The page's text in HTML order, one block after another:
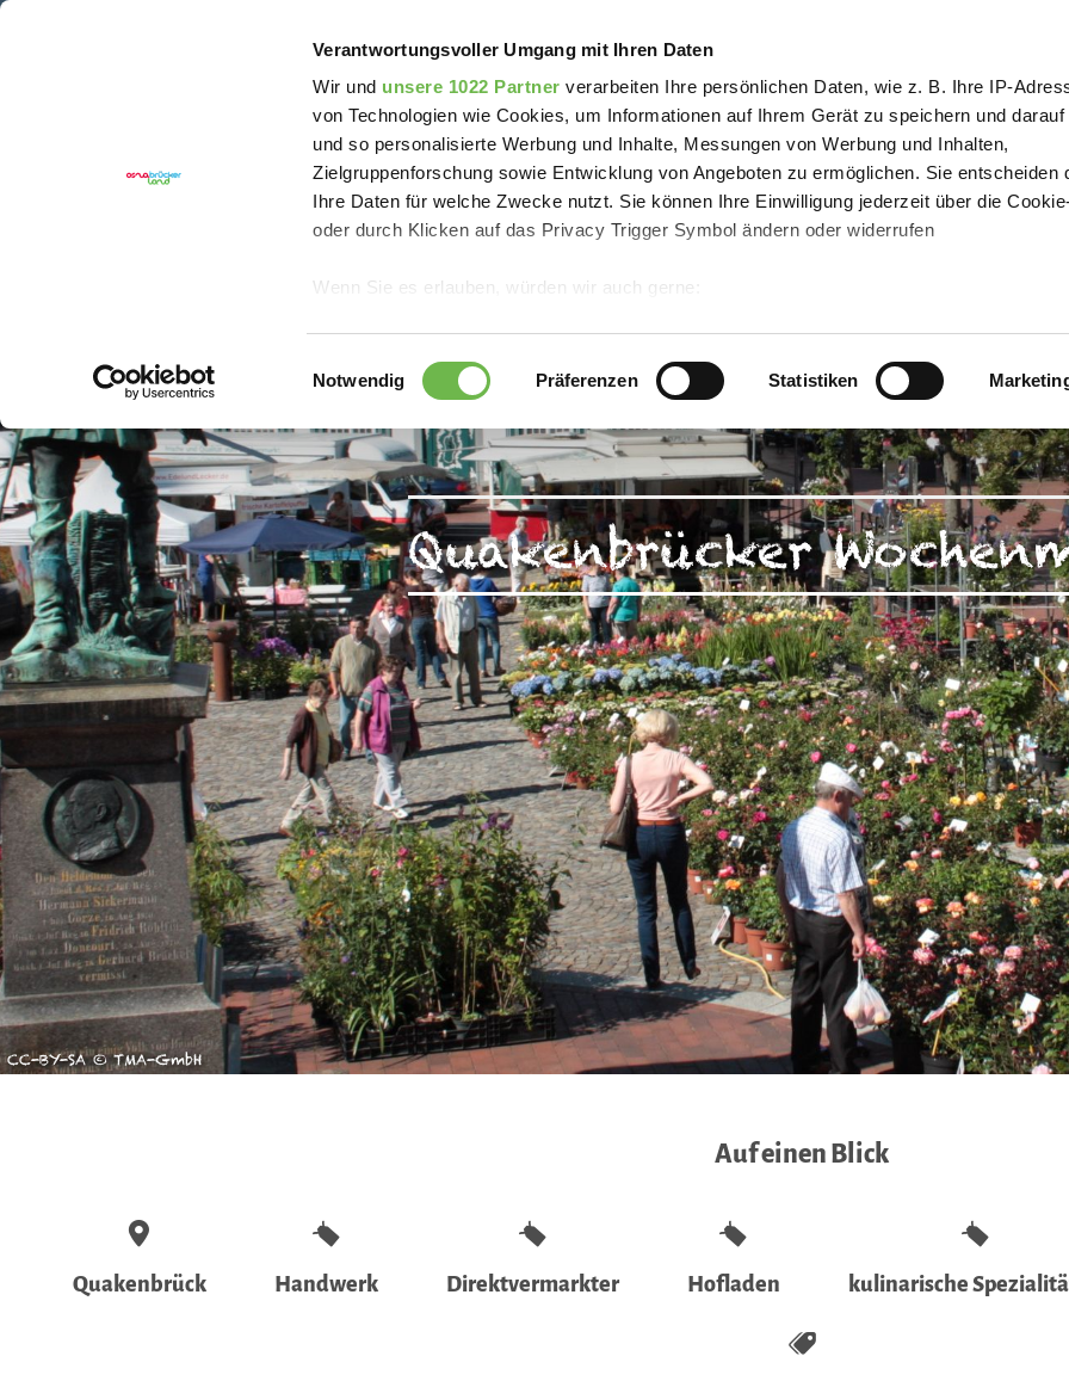
Verantwortungsvoller Umgang mit Ihren Daten
Wir und unsere 1022 Partner verarbeiten Ihre persönlichen Daten, wie z. B. Ihre IP-
von Technologien wie Cookies, um Informationen auf Ihrem Gerät zu speichern und
und so personalisierte Werbung und Inhalte, Messungen von Werbung und Inhalten,
Zielgruppenforschung sowie Entwicklung von Angeboten zu ermöglichen. Sie entscheiden
Ihre Daten für welche Zwecke nutzt. Sie können Ihre Einwilligung jederzeit über die
oder durch Klicken auf das Privacy Trigger Symbol ändern oder widerrufen
Wenn Sie es erlauben, würden wir auch gerne:
Ihr Gerät durch aktives Scannen nach bestimmten Merkmalen (Fingerprinting)
Präferenzen imAbschnitt Einzelheitenfest.
Wir verwenden Cookies, um Inhalte und Anzeigen zu personalisieren, Funktionen für
anbieten zu können und die Zugriffe auf unsere Website zu analysieren.Danke, dass Sie
unserer Arbeit unterstützen!
Hinweis auf Verarbeitung Ihrer auf dieser Webseite erhobenen Daten in den USA
und YouTube:Indem Sie auf "Gerne Alle annehmen" oder Präferenzen, Statistiken oder
ankreuzen und auf „Auswahl manuell festlegen“ klicken, willigen Sie zugleich gem. Art. 49
a DSGVO ein, dass Ihre Daten in den USA verarbeitet werden. Die USA werden vom
Gerichtshof als ein Land mit einem nach EU-Standards unzureichendem
eingeschätzt. Es besteht insbesondere das Risiko, dass Ihre Daten durch US-Behörden,
und zu Überwachungszwecken, möglicherweise auch ohne Rechtsbehelfsmöglichkeiten,
werden können. Wenn Sie auf "Auswahl manuell festlegen" klicken und keine der
(Präferenzen, Statistiken oder Marketing ausgewählt haben, findet die vorgehend
Übermittlung nicht statt. Weitere Informationen erhalten Sie in unseren
Ausführlich informieren wir Sie darüber gerne hier:Datenschutz|Impressum
Einwilligungsauswahl
Notwendig Präferenzen Statistiken
Quakenbrücker
CC-BY-SA © TMA-GmbH
Auf einen Blick
Quakenbrück Handwerk Direktvermarkter Hofladen kulinarische